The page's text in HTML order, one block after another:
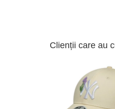
Clienții care au